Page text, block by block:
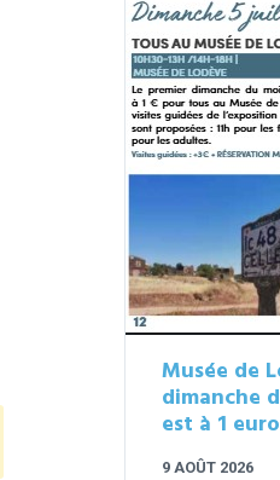
Musée de
dimanche
est à 1
9 AOÛT 2026